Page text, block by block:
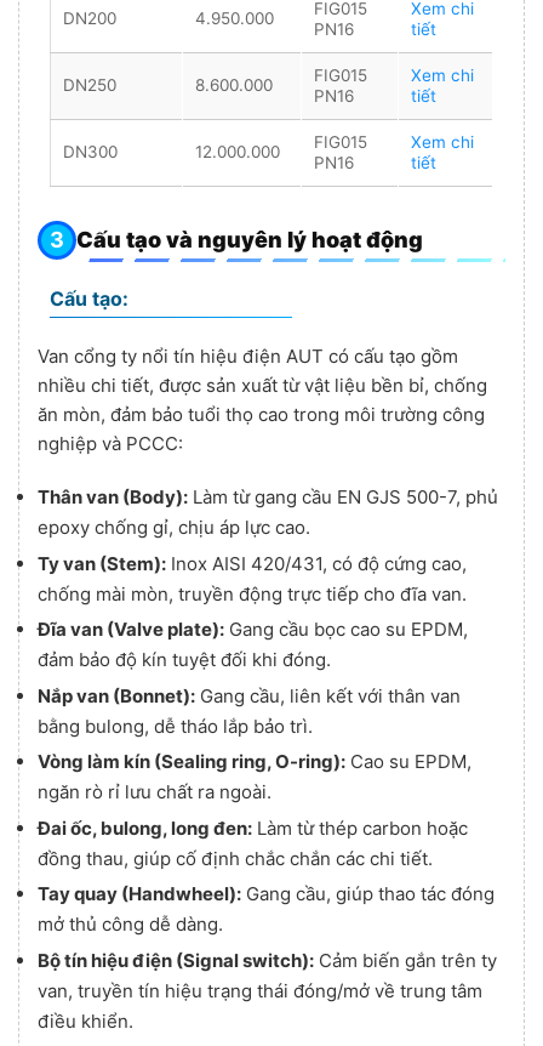
DN200 4.950.000
FIG015
PN16
Xem chi
tiết
DN250 8.600.000
FIG015
PN16
Xem chi
tiết
DN300 12.000.000
FIG015
PN16
Xem chi
tiết
Cấu tạo và nguyên lý hoạt động
Cấu tạo:
Van cổng ty nổi tín hiệu điện AUT có cấu tạo gồm
nhiều chi tiết, được sản xuất từ vật liệu bền bỉ, chống
ăn mòn, đảm bảo tuổi thọ cao trong môi trường công
nghiệp và PCCC:
Thân van (Body): Làm từ gang cầu EN GJS 500-7, phủ
epoxy chống gỉ, chịu áp lực cao.
Ty van (Stem): Inox AISI 420/431, có độ cứng cao,
chống mài mòn, truyền động trực tiếp cho đĩa van.
Đĩa van (Valve plate): Gang cầu bọc cao su EPDM,
đảm bảo độ kín tuyệt đối khi đóng.
Nắp van (Bonnet): Gang cầu, liên kết với thân van
bằng bulong, dễ tháo lắp bảo trì.
Vòng làm kín (Sealing ring, O-ring): Cao su EPDM,
ngăn rò rỉ lưu chất ra ngoài.
Đai ốc, bulong, long đen: Làm từ thép carbon hoặc
đồng thau, giúp cố định chắc chắn các chi tiết.
Tay quay (Handwheel): Gang cầu, giúp thao tác đóng
mở thủ công dễ dàng.
Bộ tín hiệu điện (Signal switch): Cảm biến gắn trên ty
van, truyền tín hiệu trạng thái đóng/mở về trung tâm
điều khiển.